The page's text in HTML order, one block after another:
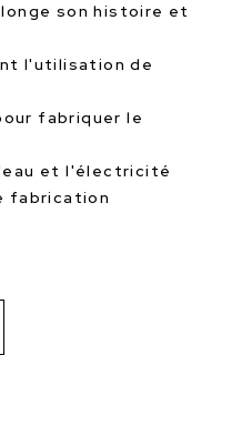
son histoire et
l'utilisation de
fabriquer le
et l'électricité
fabrication